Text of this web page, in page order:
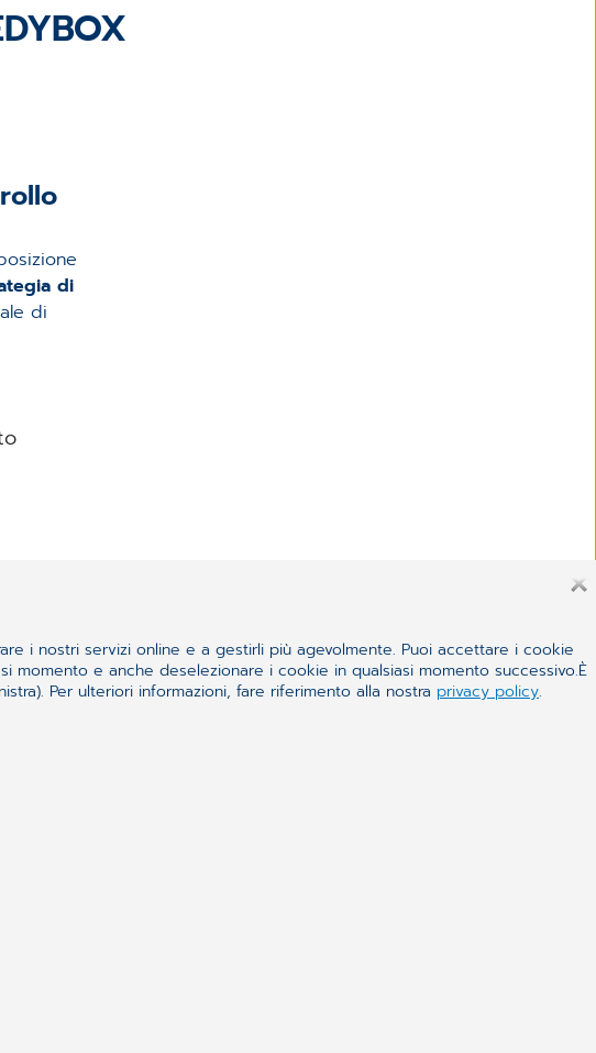
di
di
i nostri servizi online e a gestirli più agevolmente. Puoi accettare i cookie
e anche deselezionare i cookie in qualsiasi momento successivo.È
Per ulteriori informazioni, fare riferimento alla nostra privacy policy.